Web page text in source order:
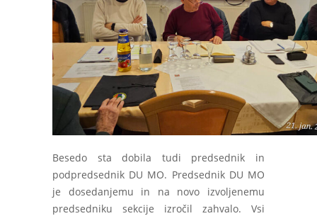
Besedo sta dobila tudi predsednik in
podpredsednik DU MO. Predsednik DU MO
je dosedanjemu in na novo izvoljenemu
predsedniku sekcije izročil zahvalo. Vsi